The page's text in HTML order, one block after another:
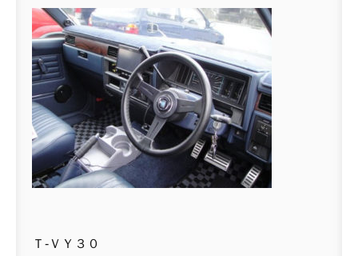
Ｔ-ＶＹ３０